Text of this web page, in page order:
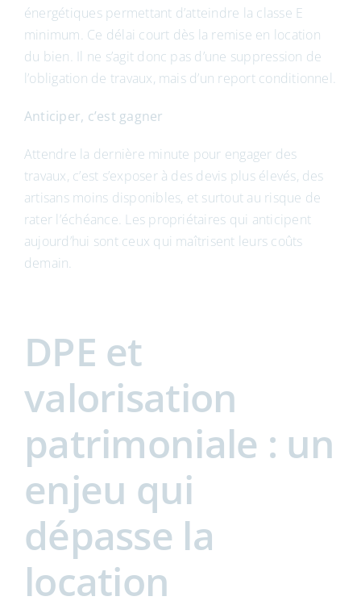
énergétiques permettant d’atteindre la classe E
minimum. Ce délai court dès la remise en location
du bien. Il ne s’agit donc pas d’une suppression de
l’obligation de travaux, mais d’un report conditionnel.
Anticiper, c’est gagner
Attendre la dernière minute pour engager des
travaux, c’est s’exposer à des devis plus élevés, des
artisans moins disponibles, et surtout au risque de
rater l’échéance. Les propriétaires qui anticipent
aujourd’hui sont ceux qui maîtrisent leurs coûts
demain.
DPE et
valorisation
patrimoniale : un
enjeu qui
dépasse la
location